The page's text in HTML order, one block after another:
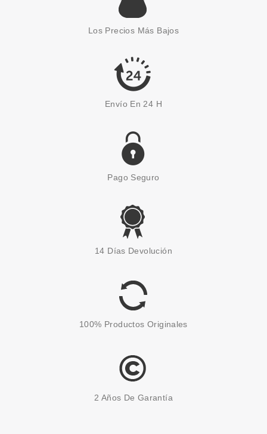
Los Precios Más Bajos
Envío En 24 H
Pago Seguro
14 Días Devolución
100% Productos Originales
2 Años De Garantía